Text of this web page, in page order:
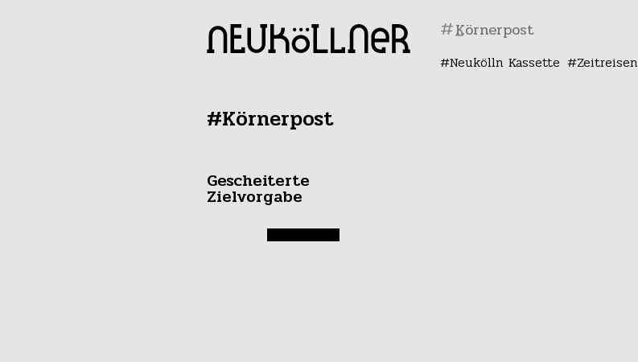
#
Neukölln Kassette Zeitreisen
#Körnerpost
Gescheiterte
Zielvorgabe